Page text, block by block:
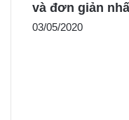
và đơn giản
03/05/2020